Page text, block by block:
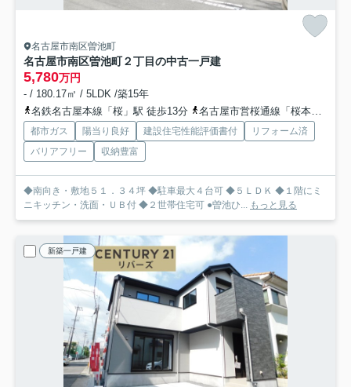
名古屋市南区曽池町
名古屋市南区曽池町２丁目の中古一戸建
5,780万円
- / 180.17㎡ / 5LDK /築15年
名鉄名古屋本線「桜」駅 徒歩13分
名古屋市営桜通線「桜本町」駅 徒歩15分
都市ガス 陽当り良好 建設住宅性能評価書付
リフォーム済
バリアフリー
収納豊富
◆南向き・敷地５１．３４坪 ◆駐車最大４台可 ◆５ＬＤＫ ◆１階にミ
ニキッチン・洗面・ＵＢ付 ◆２世帯住宅可 ●曽池ひ... もっと見る
新築一戸建